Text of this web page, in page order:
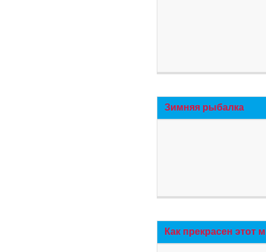
Зимняя рыбалка
Как прекрасен этот